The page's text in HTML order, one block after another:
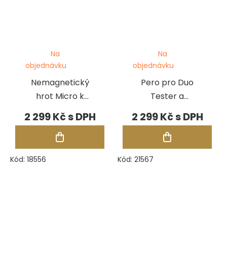
Nemagnetický
hrot Micro k
testeru
Presidium
Adamas
Na
objednávku
2 299 Kč
Kód: 18556
Pero pro Duo
Tester a
Gemtester
Presidium
Na
objednávku
2 299 Kč
Kód: 21567